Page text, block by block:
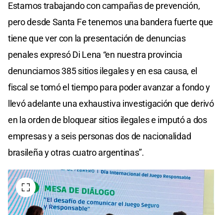
Estamos trabajando con campañas de prevención,
pero desde Santa Fe tenemos una bandera fuerte que
tiene que ver con la presentación de denuncias
penales expresó Di Lena “en nuestra provincia
denunciamos 385 sitios ilegales y en esa causa, el
fiscal se tomó el tiempo para poder avanzar a fondo y
llevó adelante una exhaustiva investigación que derivó
en la orden de bloquear sitios ilegales e imputó a dos
empresas y a seis personas dos de nacionalidad
brasileña y otras cuatro argentinas”.